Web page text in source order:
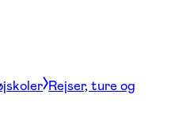
Rejser, ture og